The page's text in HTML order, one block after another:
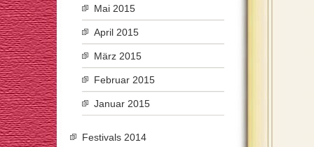
Mai 2015
April 2015
März 2015
Februar 2015
Januar 2015
Festivals 2014